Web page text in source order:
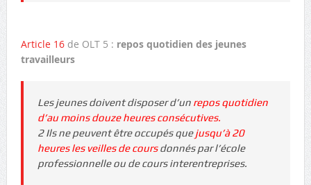
Article 16 de OLT 5 : repos quotidien des jeunes
travailleurs
Les jeunes doivent disposer d’unrepos quotidien
d’au moins douze heures consécutives.
2 Ils ne peuvent être occupés quejusqu’à 20
heures les veilles de coursdonnés par l’école
professionnelle ou de cours interentreprises.